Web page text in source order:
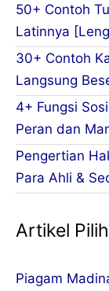
50+ Contoh
Latinnya
30+ Contoh
Langsung
4+ Fungsi
Peran dan
Pengertian
Para Ahli &
Artikel
Piagam